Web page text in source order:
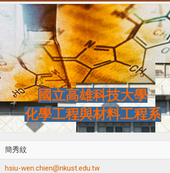
國立高雄科技大學
化學工程與材料工程系
簡秀紋
hsiu-wen.chien@nkust.edu.tw